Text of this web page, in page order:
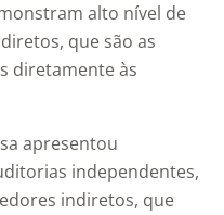
alto nível de
que são as
diretamente às
apresentou
independentes,
indiretos, que